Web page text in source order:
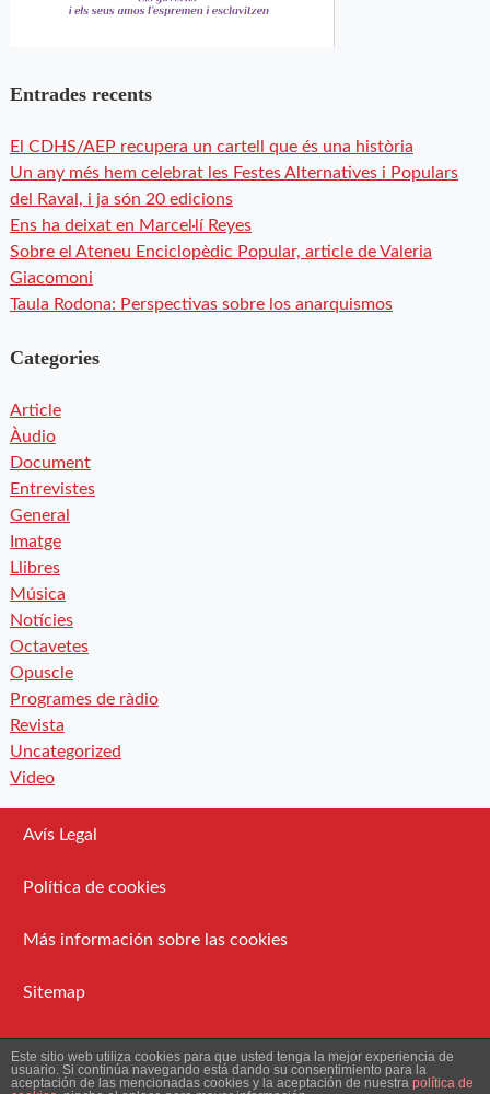
Entrades recents
El CDHS/AEP recupera un cartell que és una història
Un any més hem celebrat les Festes Alternatives i Populars
del Raval, i ja són 20 edicions
Ens ha deixat en Marcel·lí Reyes
Sobre el Ateneu Enciclopèdic Popular, article de Valeria
Giacomoni
Taula Rodona: Perspectivas sobre los anarquismos
Categories
Article
Àudio
Document
Entrevistes
General
Imatge
Llibres
Música
Notícies
Octavetes
Opuscle
Programes de ràdio
Revista
Uncategorized
Video
Avís Legal
Política de cookies
Más información sobre las cookies
Sitemap
Administració
Este sitio web utiliza cookies para que usted tenga la mejor experiencia de
usuario. Si continúa navegando está dando su consentimiento para la
aceptación de las mencionadas cookies y la aceptación de nuestra política de